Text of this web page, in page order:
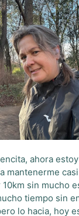
ahora
mantenerme
sin mucho
tiempo sin
lo hacia, hoy